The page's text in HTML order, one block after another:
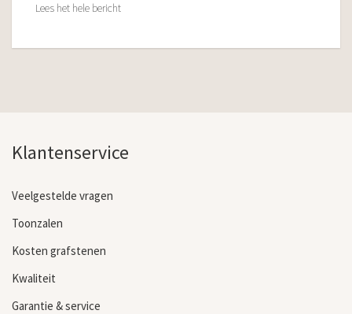
Lees het hele bericht
Klantenservice
Veelgestelde vragen
Toonzalen
Kosten grafstenen
Kwaliteit
Garantie & service